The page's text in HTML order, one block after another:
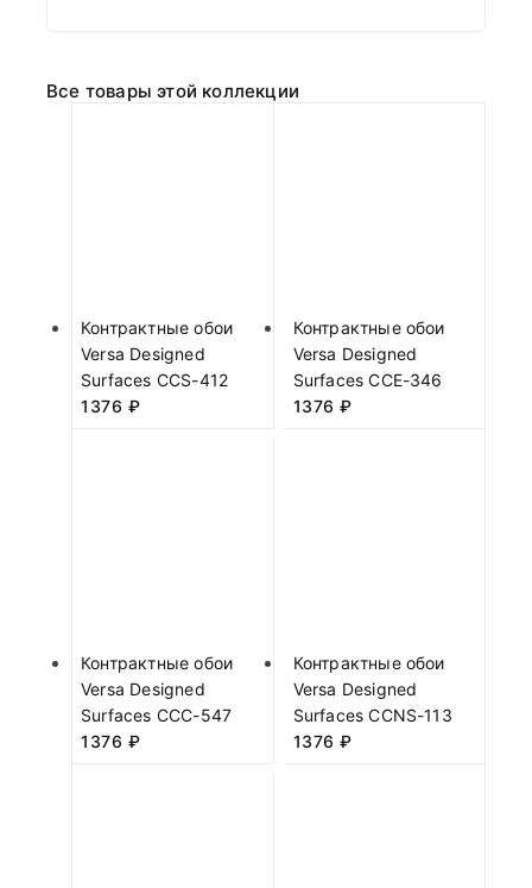
Все товары этой коллекции
Контрактные обои
Versa Designed
Surfaces CCS-412
1376 ₽
Контрактные обои
Versa Designed
Surfaces CCE-346
1376 ₽
Контрактные обои
Versa Designed
Surfaces CCC-547
1376 ₽
Контрактные обои
Versa Designed
Surfaces CCNS-113
1376 ₽